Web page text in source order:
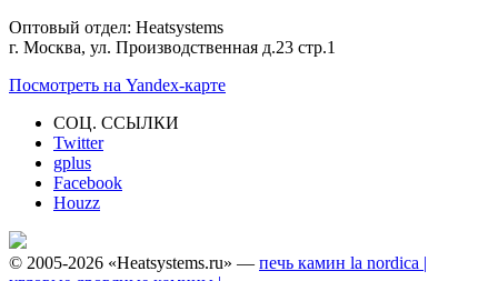
Оптовый отдел: Heatsystems
г. Москва, ул. Производственная д.23 стр.1
Посмотреть на Yandex-карте
СОЦ. ССЫЛКИ
Twitter
gplus
Facebook
Houzz
© 2005-2026 «Heatsystems.ru» — печь камин la nordica |